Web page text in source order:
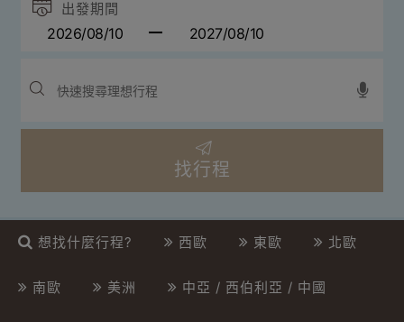
出發期間
找行程
想找什麼行程? 西歐 東歐 北歐
南歐 美洲 中亞 / 西伯利亞 / 中國